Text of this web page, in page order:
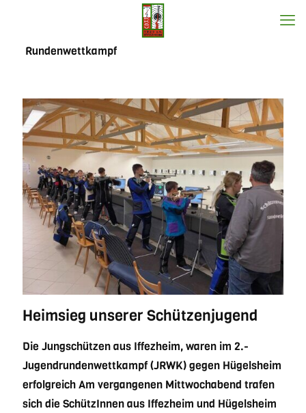
Rundenwettkampf
Heimsieg unserer Schützenjugend
Die Jungschützen aus Iffezheim, waren im 2.-
Jugendrundenwettkampf (JRWK) gegen Hügelsheim
erfolgreich Am vergangenen Mittwochabend trafen
sich die SchützInnen aus Iffezheim und Hügelsheim